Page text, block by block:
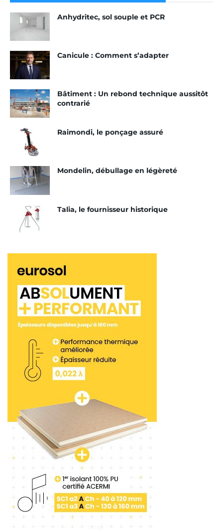
Anhydritec, sol souple et PCR
Canicule : Comment s’adapter
Bâtiment : Un rebond technique aussitôt
contrarié
Raimondi, le ponçage assuré
Mondelin, débullage en légèreté
Talia, le fournisseur historique